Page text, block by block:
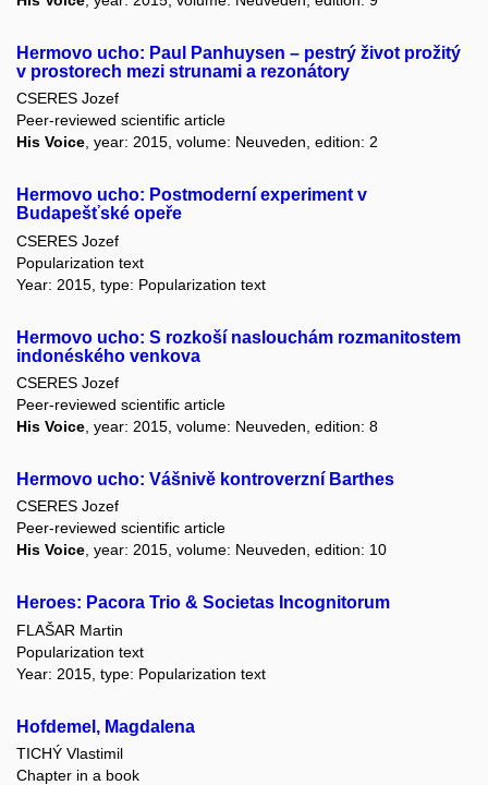
Hermovo ucho: Paul Panhuysen – pestrý život prožitý
v prostorech mezi strunami a rezonátory
CSERES Jozef
Peer-reviewed scientific article
His Voice, year: 2015, volume: Neuveden, edition: 2
Hermovo ucho: Postmoderní experiment v
Budapešťské opeře
CSERES Jozef
Popularization text
Year: 2015, type: Popularization text
Hermovo ucho: S rozkoší naslouchám rozmanitostem
indonéského venkova
CSERES Jozef
Peer-reviewed scientific article
His Voice , year: 2015, volume: Neuveden, edition: 8
Hermovo ucho: Vášnivě kontroverzní Barthes
CSERES Jozef
Peer-reviewed scientific article
His Voice, year: 2015, volume: Neuveden, edition: 10
Heroes: Pacora Trio & Societas Incognitorum
FLAŠAR Martin
Popularization text
Year: 2015, type: Popularization text
Hofdemel, Magdalena
TICHÝ Vlastimil
Chapter in a book